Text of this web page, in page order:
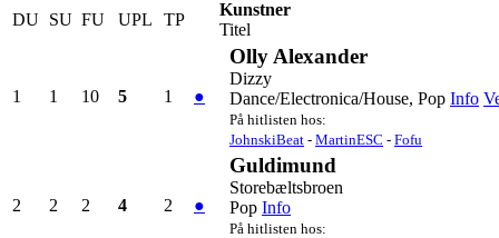
DU SU FU UPL TP
Kunstner
Titel
1 1 10 5 1 ●
Olly Alexander
Dizzy
Dance/Electronica/House, Pop Info
På hitlisten hos:
JohnskiBeat - MartinESC - Fofu
2 2 2 4 2 ●
Guldimund
Storebæltsbroen
Pop Info
På hitlisten hos: